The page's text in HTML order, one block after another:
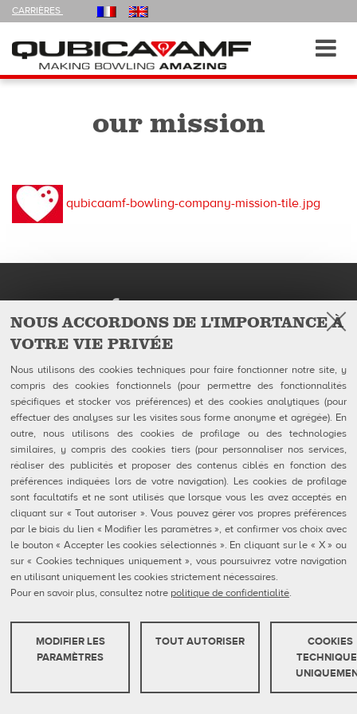
NOUS ACCORDONS DE L'IMPORTANCE À
VOTRE VIE PRIVÉE
Nous utilisons des cookies techniques pour faire fonctionner notre site, y
compris des cookies fonctionnels (pour permettre des fonctionnalités
spécifiques et stocker vos préférences) et des cookies analytiques (pour
effectuer des analyses sur les visites sous forme anonyme et agrégée). En
outre, nous utilisons des cookies de profilage ou des technologies
similaires, y compris des cookies tiers (pour personnaliser nos services,
réaliser des publicités et proposer des contenus ciblés en fonction des
préférences indiquées lors de votre navigation). Les cookies de profilage
sont facultatifs et ne sont utilisés que lorsque vous les avez acceptés en
cliquant sur « Tout autoriser ». Vous pouvez gérer vos propres préférences
par le biais du lien « Modifier les paramètres », et confirmer vos choix avec
le bouton « Accepter les cookies sélectionnés ». En cliquant sur le « X » ou
sur « Cookies techniques uniquement », vous poursuivrez votre navigation
en utilisant uniquement les cookies strictement nécessaires.
Pour en savoir plus, consultez notre politique de confidentialité.
COOKIES TECHNIQUES
COOKIES
TOUT AUTORISER
MODIFIER LES
PARAMÈTRES
CARRIÈRES
FOLLOW
US
Navigation
our mission
qubicaamf-bowling-company-mission-tile.jpg
100-1025 avenue Godin
Québec, QC
Canada G1M 2X5
Tél: 418-650-2425
Sans Frais 866-650-2425
QubicaAMF Worldwide LLC
8100 AMF Drive
Mechanicsville, VA 23111-USA
Ph. (804) 569-1000
866-460-QAMF (7263)
Fax (804) 559-8650
QubicaAMF Produits
Mendes
Entreprise
Contact
Formulaires FDS
Privacy Policy
Cookie Policy
Cookie Settings
Rapports De Dénonciation
Portail Client
Facebook
Copyright © 2026 Qubica Holdings s.r.l. All rights reserved.